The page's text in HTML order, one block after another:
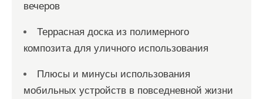
вечеров
Террасная доска из полимерного
композита для уличного использования
Плюсы и минусы использования
мобильных устройств в повседневной жизни